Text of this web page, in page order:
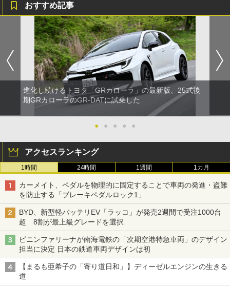
おすすめ記事
進化し続けるトヨタ「GRカローラ」の最新版、25式後
期GRカローラのGR-DATに試乗した
● ● ● ● ●
アクセスランキング
1時間 24時間 1週間 1カ月
カーメイト、ペダルを物理的に固定することで車両の発進・盗難
を防止する「ブレーキペダルロック1」
BYD、新型軽バッテリEV「ラッコ」が発売2週間で受注1000台
超 8割が最上級グレードを選択
ピニンファリーナが南海電鉄の「次期空港特急車両」のデザイン
担当に決定 日本の鉄道車両デザインは初
【まるも亜希子の「寄り道日和」】ディーゼルエンジンの生きる
道